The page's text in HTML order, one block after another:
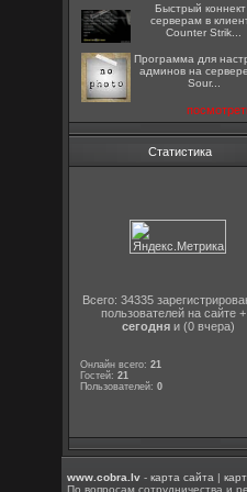
Быстрый коннект
серверам в
Counter Strik...
Программа для
админов на
Sour...
Статистика
Всего: 34335
пользователей на сайте +
сегодняи (0 вчера)
Онлайн всего:21
Гостей:21
Пользователей:0
www.cobra.lv -карта сайта |
По вопросам сотрудничества и